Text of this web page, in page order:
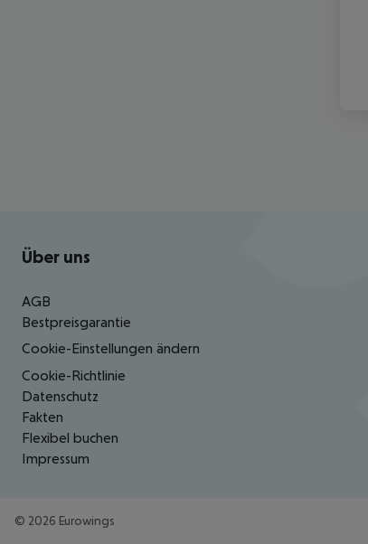
Footer navigation
Über uns
AGB
Bestpreisgarantie
Cookie-Einstellungen ändern
Cookie-Richtlinie
Datenschutz
Fakten
Flexibel buchen
Impressum
© 2026 Eurowings